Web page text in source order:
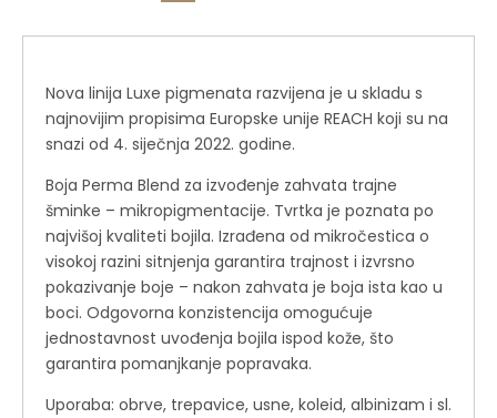
Nova linija Luxe pigmenata razvijena je u skladu s
najnovijim propisima Europske unije REACH koji su na
snazi ​​od 4. siječnja 2022. godine.
Boja Perma Blend za izvođenje zahvata trajne
šminke – mikropigmentacije. Tvrtka je poznata po
najvišoj kvaliteti bojila. Izrađena od mikročestica o
visokoj razini sitnjenja garantira trajnost i izvrsno
pokazivanje boje – nakon zahvata je boja ista kao u
boci. Odgovorna konzistencija omogućuje
jednostavnost uvođenja bojila ispod kože, što
garantira pomanjkanje popravaka.
Uporaba: obrve, trepavice, usne, koleid, albinizam i sl.